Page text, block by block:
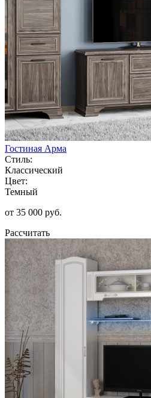
Гостиная Арма
Стиль:
Классический
Цвет:
Темный
от 35 000 руб.
Рассчитать